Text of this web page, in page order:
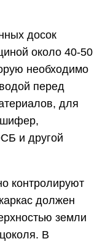
досок
около 40-50
необходимо
перед
для
шифер,
и другой
контролируют
должен
земли
В